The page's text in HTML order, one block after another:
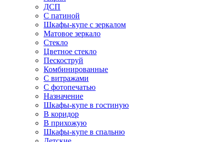
ДСП
С патиной
Шкафы-купе с зеркалом
Матовое зеркало
Стекло
Цветное стекло
Пескоструй
Комбинированные
С витражами
С фотопечатью
Назначение
Шкафы-купе в гостиную
В коридор
В прихожую
Шкафы-купе в спальню